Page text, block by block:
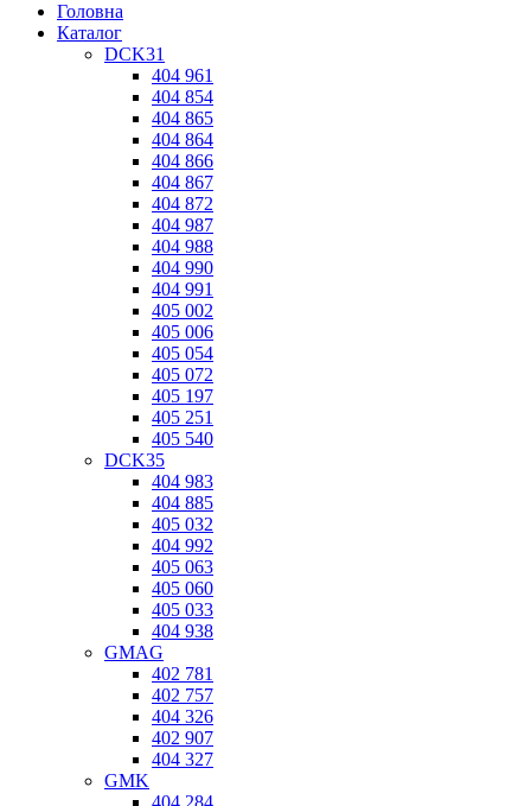
Головна
Каталог
DCK31
404 961
404 854
404 865
404 864
404 866
404 867
404 872
404 987
404 988
404 990
404 991
405 002
405 006
405 054
405 072
405 197
405 251
405 540
DCK35
404 983
404 885
405 032
404 992
405 063
405 060
405 033
404 938
GMAG
402 781
402 757
404 326
402 907
404 327
GMK
404 284